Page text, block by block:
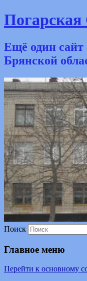
Ещё один
Брянской
Поиск
Главное меню
Перейти к основному